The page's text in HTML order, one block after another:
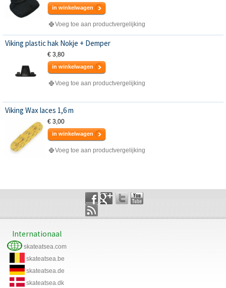
in winkelwagen
Voeg toe aan productvergelijking
Viking plastic hak Nokje + Demper
€ 3,80
in winkelwagen
Voeg toe aan productvergelijking
Viking Wax laces 1,6 m
€ 3,00
in winkelwagen
Voeg toe aan productvergelijking
Internationaal
skateatsea.com
skateatsea.be
skateatsea.de
skateatsea.dk